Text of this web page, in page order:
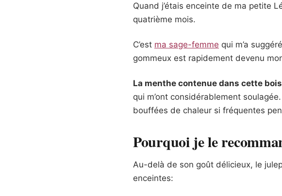
Quand j’étais enceinte de ma petite
quatrième mois.
C’est ma sage-femme qui m’a
gommeux est rapidement devenu
La menthe contenue dans cette
qui m’ont considérablement
bouffées de chaleur si fréquentes
Pourquoi je le
Au-delà de son goût délicieux, le
enceintes: